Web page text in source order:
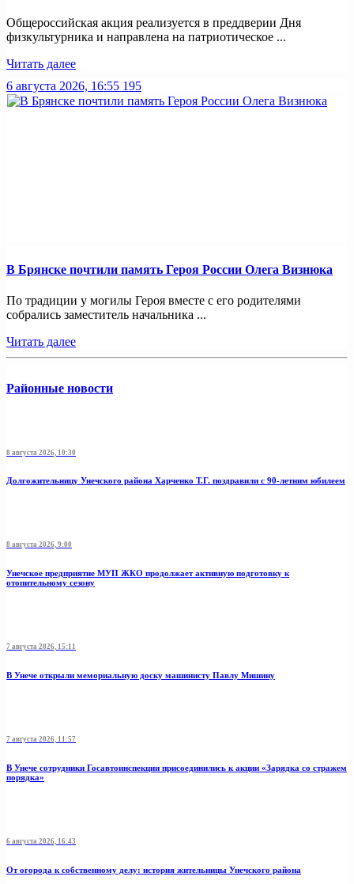
Общероссийская акция реализуется в преддверии Дня
физкультурника и направлена на патриотическое ...
Читать далее
6 августа 2026, 16:55 195
В Брянске почтили память Героя России Олега Визнюка
По традиции у могилы Героя вместе с его родителями
собрались заместитель начальника ...
Читать далее
Районные новости
8 августа 2026, 10:30
Долгожительницу Унечского района Харченко Т.Г. поздравили с 90-летним юбилеем
8 августа 2026, 9:00
Унечское предприятие МУП ЖКО продолжает активную подготовку к
отопительному сезону
7 августа 2026, 15:11
В Унече открыли мемориальную доску машинисту Павлу Мишину
7 августа 2026, 11:57
В Унече сотрудники Госавтоинспекции присоединились к акции «Зарядка со стражем
порядка»
6 августа 2026, 16:43
От огорода к собственному делу: история жительницы Унечского района